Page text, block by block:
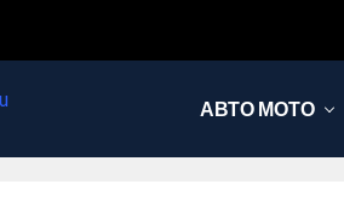
АВТО МОТО